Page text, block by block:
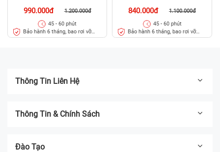
990.000đ 1.200.000đ
45 - 60 phút
Bảo hành 6 tháng, bao rơi vỡ
kính
840.000đ 1.100.000đ
45 - 60 phút
Bảo hành 6 tháng, bao rơi vỡ
kính
Thông Tin Liên Hệ
Thông Tin & Chính Sách
Đào Tạo